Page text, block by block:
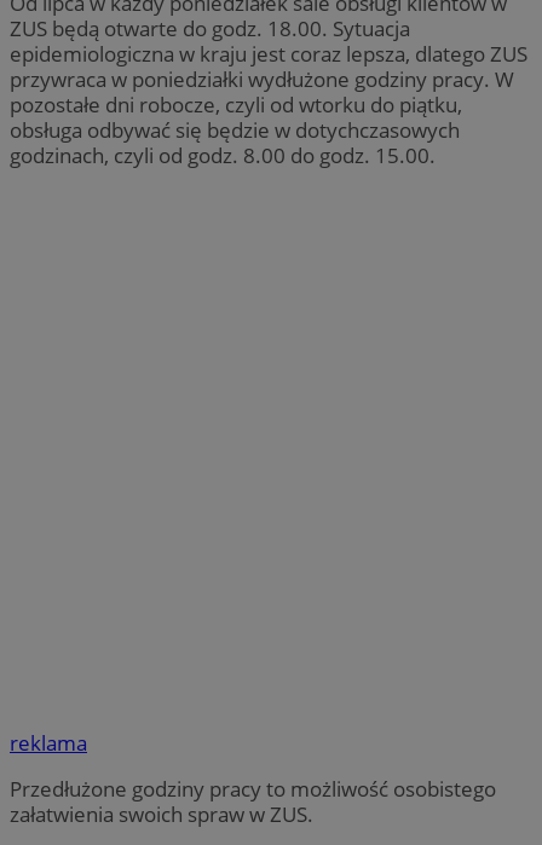
ZUS będą otwarte do godz. 18.00. Sytuacja
epidemiologiczna w kraju jest coraz lepsza, dlatego ZUS
przywraca w poniedziałki wydłużone godziny pracy. W
pozostałe dni robocze, czyli od wtorku do piątku,
obsługa odbywać się będzie w dotychczasowych
godzinach, czyli od godz. 8.00 do godz. 15.00.
reklama
Przedłużone godziny pracy to możliwość osobistego
załatwienia swoich spraw w ZUS.